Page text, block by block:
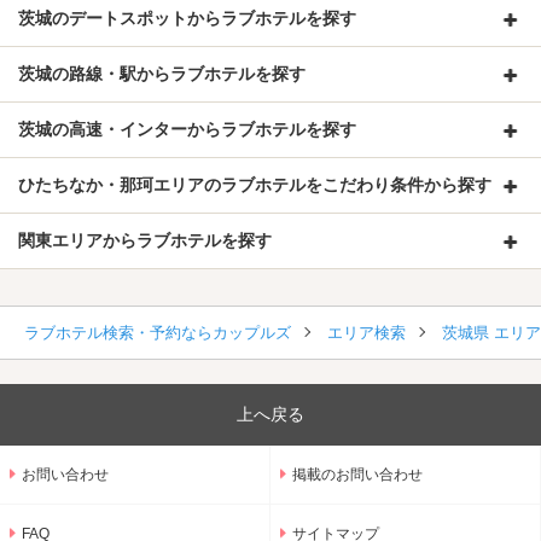
茨城のデートスポットからラブホテルを探す
茨城の路線・駅からラブホテルを探す
茨城の高速・インターからラブホテルを探す
ひたちなか・那珂エリアのラブホテルをこだわり条件から探す
関東エリアからラブホテルを探す
ラブホテル検索・予約ならカップルズ エリア検索 茨城県 エリ
上へ戻る
お問い合わせ 掲載のお問い合わせ
FAQ サイトマップ